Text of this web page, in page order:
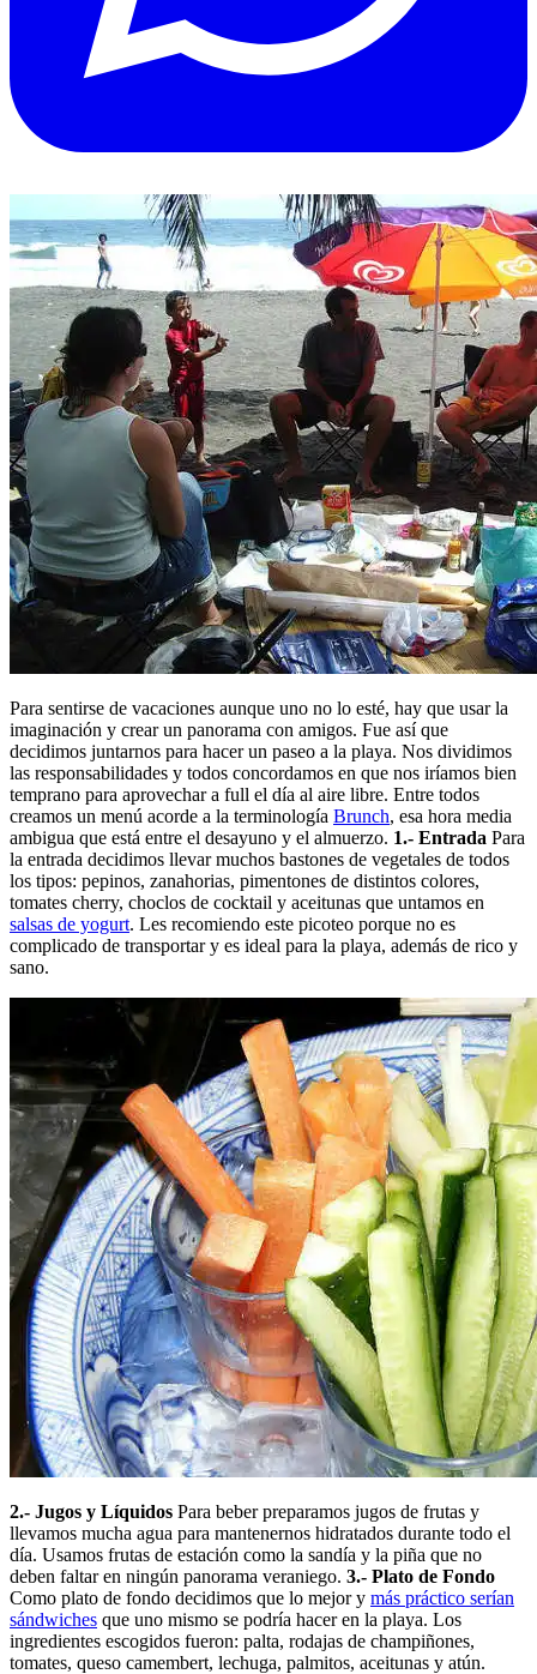
Para sentirse de vacaciones aunque uno no lo esté, hay que usar la
imaginación y crear un panorama con amigos. Fue así que
decidimos juntarnos para hacer un paseo a la playa. Nos dividimos
las responsabilidades y todos concordamos en que nos iríamos bien
temprano para aprovechar a full el día al aire libre. Entre todos
creamos un menú acorde a la terminología Brunch, esa hora media
ambigua que está entre el desayuno y el almuerzo. 1.- Entrada Para
la entrada decidimos llevar muchos bastones de vegetales de todos
los tipos: pepinos, zanahorias, pimentones de distintos colores,
tomates cherry, choclos de cocktail y aceitunas que untamos en
salsas de yogurt. Les recomiendo este picoteo porque no es
complicado de transportar y es ideal para la playa, además de rico y
sano.
2.- Jugos y Líquidos Para beber preparamos jugos de frutas y
llevamos mucha agua para mantenernos hidratados durante todo el
día. Usamos frutas de estación como la sandía y la piña que no
deben faltar en ningún panorama veraniego. 3.- Plato de Fondo
Como plato de fondo decidimos que lo mejor y más práctico serían
sándwiches que uno mismo se podría hacer en la playa. Los
ingredientes escogidos fueron: palta, rodajas de champiñones,
tomates, queso camembert, lechuga, palmitos, aceitunas y atún.